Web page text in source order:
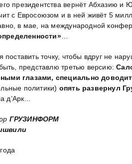
президентства вернёт Абхазию и
с Евросоюзом и в ней живёт 5
в мае, на международной
…
поставить точку, чтобы вдруг не
представлю третью версию:
глазами, специально
политики) опять развернул
д’Арк…
ГРУЗИНФОРМ